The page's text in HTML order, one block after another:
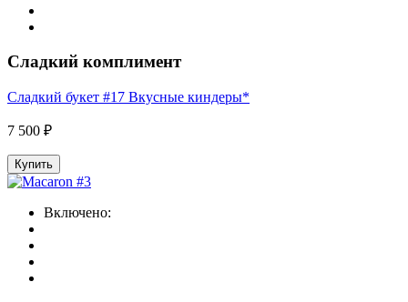
Сладкий комплимент
Сладкий букет #17 Вкусные киндеры*
7 500 ₽
Купить
Включено: